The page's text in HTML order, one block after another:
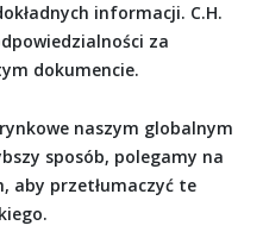
informacji. C.H.
za
dokumencie.
naszym globalnym
sposób, polegamy na
aby przetłumaczyć te